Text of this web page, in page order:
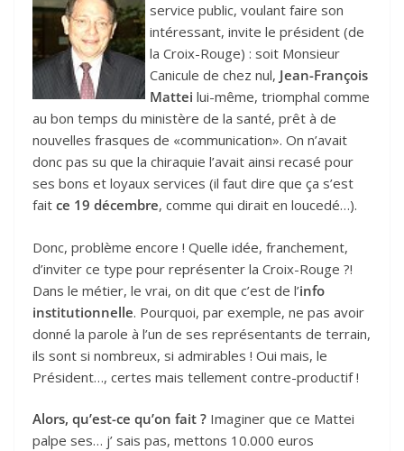
service public, voulant faire son
intéressant, invite le président (de
la Croix-Rouge) : soit Monsieur
Canicule de chez nul, Jean-François
Mattei lui-même, triomphal comme
au bon temps du ministère de la santé, prêt à de
nouvelles frasques de «communication». On n’avait
donc pas su que la chiraquie l’avait ainsi recasé pour
ses bons et loyaux services (il faut dire que ça s’est
fait ce 19 décembre, comme qui dirait en loucedé…).
Donc, problème encore ! Quelle idée, franchement,
d’inviter ce type pour représenter la Croix-Rouge ?!
Dans le métier, le vrai, on dit que c’est de l’info
institutionnelle. Pourquoi, par exemple, ne pas avoir
donné la parole à l’un de ses représentants de terrain,
ils sont si nombreux, si admirables ! Oui mais, le
Président…, certes mais tellement contre-productif !
Alors, qu’est-ce qu’on fait ? Imaginer que ce Mattei
palpe ses… j’ sais pas, mettons 10.000 euros